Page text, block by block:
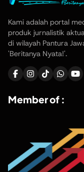
Kami adalah portal
produk jurnalistik
di wilayah Pantura
'Beritanya Nyata!'.
Member of :